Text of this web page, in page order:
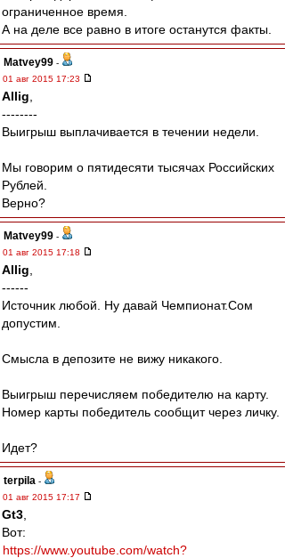
ограниченное время.
А на деле все равно в итоге останутся факты.
Matvey99 -
01 авг 2015 17:23
Allig
--------
Выигрыш выплачивается в течении недели.
Мы говорим о пятидесяти тысячах Российских
Рублей.
Верно?
Matvey99 -
01 авг 2015 17:18
Allig
------
Источник любой. Ну давай Чемпионат.Сом
допустим.
Смысла в депозите не вижу никакого.
Выигрыш перечисляем победителю на карту.
Номер карты победитель сообщит через личку.
Идет?
terpila -
01 авг 2015 17:17
Gt3
Вот:
https://www.youtube.com/watch?